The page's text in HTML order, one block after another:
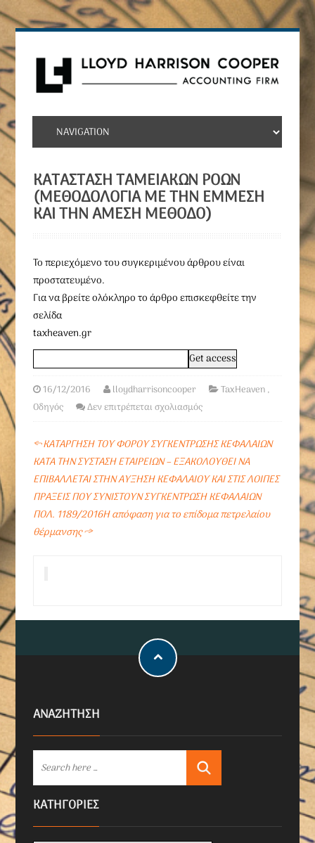
ΚΑΤΆΣΤΑΣΗ ΤΑΜΕΙΑΚΏΝ ΡΟΏΝ
(ΜΕΘΟΔΟΛΟΓΊΑ ΜΕ ΤΗΝ ΈΜΜΕΣΗ
ΚΑΙ ΤΗΝ ΆΜΕΣΗ ΜΈΘΟΔΟ)
To περιεχόμενο του συγκεριμένου άρθρου είναι
προστατευμένο.
Για να βρείτε ολόκληρο το άρθρο επισκεφθείτε την
σελίδα
taxheaven.gr
16/12/2016 lloydharrisoncooper TaxHeaven,
Οδηγός
Δεν επιτρέπεται σχολιασμός
←ΚΑΤΑΡΓΗΣΗ ΤΟΥ ΦΟΡΟΥ ΣΥΓΚΕΝΤΡΩΣΗΣ ΚΕΦΑΛΑΙΩΝ
ΚΑΤΑ ΤΗΝ ΣΥΣΤΑΣΗ ΕΤΑΙΡΕΙΩΝ – ΕΞΑΚΟΛΟΥΘΕΙ ΝΑ
ΕΠΙΒΑΛΛΕΤΑΙ ΣΤΗΝ ΑΥΞΗΣΗ ΚΕΦΑΛΑΙΟΥ ΚΑΙ ΣΤΙΣ ΛΟΙΠΕΣ
ΠΡΑΞΕΙΣ ΠΟΥ ΣΥΝΙΣΤΟΥΝ ΣΥΓΚΕΝΤΡΩΣΗ ΚΕΦΑΛΑΙΩΝ
ΠΟΛ. 1189/2016Η απόφαση για το επίδομα πετρελαίου
θέρμανσης→
ΑΝΑΖΗΤΗΣΗ
KΑΤΗΓΟΡΊΕΣ